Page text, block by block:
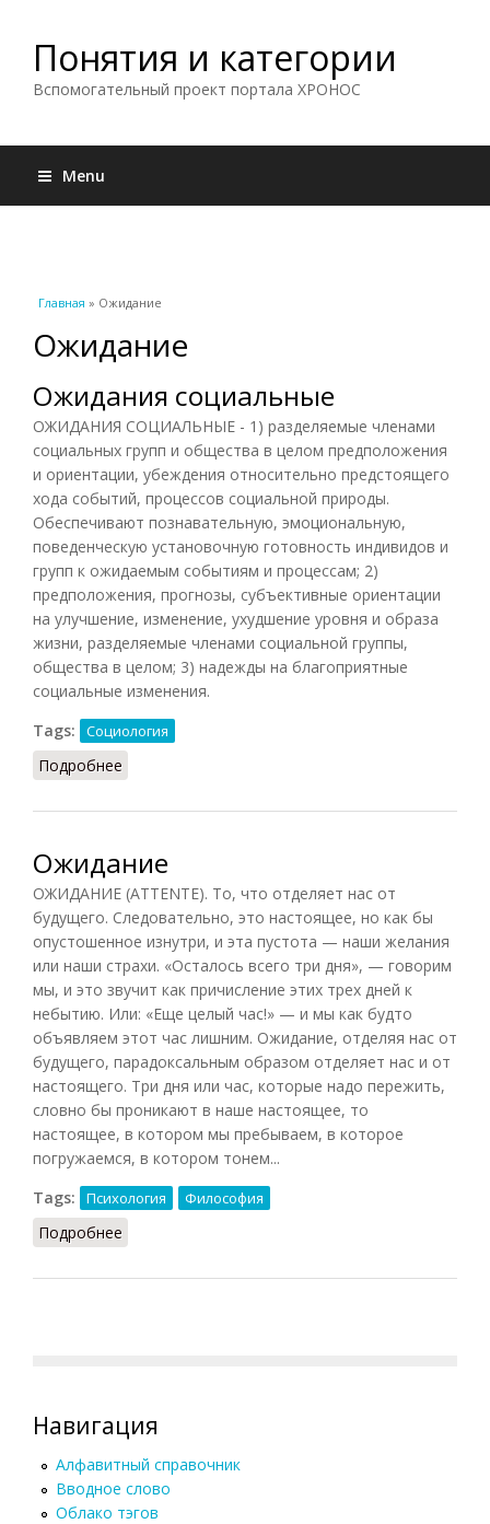
Понятия и категории
Вспомогательный проект портала ХРОНОС
Menu
Вы здесь
Главная » Ожидание
Ожидание
Ожидания социальные
ОЖИДАНИЯ СОЦИАЛЬНЫЕ - 1) разделяемые членами
социальных групп и общества в целом предположения
и ориентации, убеждения относительно предстоящего
хода событий, процессов социальной природы.
Обеспечивают познавательную, эмоциональную,
поведенческую установочную готовность индивидов и
групп к ожидаемым событиям и процессам; 2)
предположения, прогнозы, субъективные ориентации
на улучшение, изменение, ухудшение уровня и образа
жизни, разделяемые членами социальной группы,
общества в целом; 3) надежды на благоприятные
социальные изменения.
Tags:
Социология
Подробнее
Ожидание
ОЖИДАНИЕ (ATTENTE). То, что отделяет нас от
будущего. Следовательно, это настоящее, но как бы
опустошенное изнутри, и эта пустота — наши желания
или наши страхи. «Осталось всего три дня», — говорим
мы, и это звучит как причисление этих трех дней к
небытию. Или: «Еще целый час!» — и мы как будто
объявляем этот час лишним. Ожидание, отделяя нас от
будущего, парадоксальным образом отделяет нас и от
настоящего. Три дня или час, которые надо пережить,
словно бы проникают в наше настоящее, то
настоящее, в котором мы пребываем, в которое
погружаемся, в котором тонем...
Tags:
Психология Философия
Подробнее
Навигация
Алфавитный справочник
Вводное слово
Облако тэгов